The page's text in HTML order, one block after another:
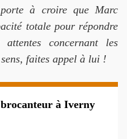
à croire que Marc
totale pour répondre
concernant les
faites appel à lui !
à Iverny